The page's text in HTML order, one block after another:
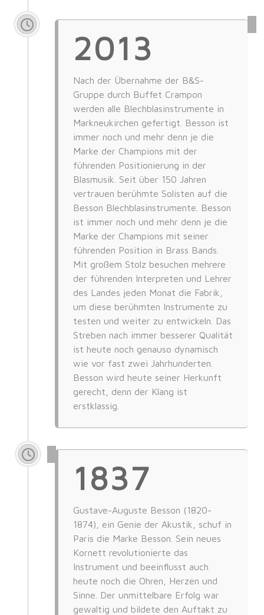
2013
Nach der Übernahme der B&S-
Gruppe durch Buffet Crampon
werden alle Blechblasinstrumente in
Markneukirchen gefertigt. Besson ist
immer noch und mehr denn je die
Marke der Champions mit der
führenden Positionierung in der
Blasmusik. Seit über 150 Jahren
vertrauen berühmte Solisten auf die
Besson Blechblasinstrumente. Besson
ist immer noch und mehr denn je die
Marke der Champions mit seiner
führenden Position in Brass Bands.
Mit großem Stolz besuchen mehrere
der führenden Interpreten und Lehrer
des Landes jeden Monat die Fabrik,
um diese berühmten Instrumente zu
testen und weiter zu entwickeln. Das
Streben nach immer besserer Qualität
ist heute noch genauso dynamisch
wie vor fast zwei Jahrhunderten.
Besson wird heute seiner Herkunft
gerecht, denn der Klang ist
erstklassig.
1837
Gustave-Auguste Besson (1820-
1874), ein Genie der Akustik, schuf in
Paris die Marke Besson. Sein neues
Kornett revolutionierte das
Instrument und beeinflusst auch
heute noch die Ohren, Herzen und
Sinne. Der unmittelbare Erfolg war
gewaltig und bildete den Auftakt zu